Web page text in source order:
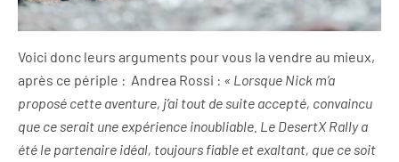
Voici donc leurs arguments pour vous la vendre au mieux,
après ce périple : Andrea Rossi : « Lorsque Nick m’a
proposé cette aventure, j’ai tout de suite accepté, convaincu
que ce serait une expérience inoubliable. Le DesertX Rally a
été le partenaire idéal, toujours fiable et exaltant, que ce soit